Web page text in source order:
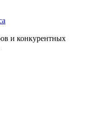
и конкурентных